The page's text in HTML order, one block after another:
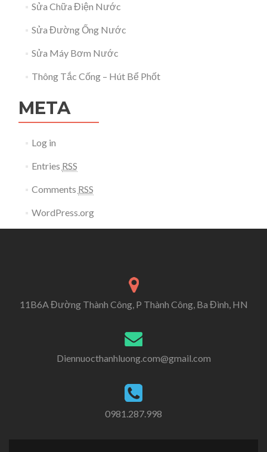
Sửa Chữa Điện Nước
Sửa Đường Ống Nước
Sửa Máy Bơm Nước
Thông Tắc Cống – Hút Bể Phốt
META
Log in
Entries RSS
Comments RSS
WordPress.org
11B6A Đường Thành Công, P Thành Công, Ba Đình, HN
Diennuocthanhluong.com@gmail.com
0981.287.998